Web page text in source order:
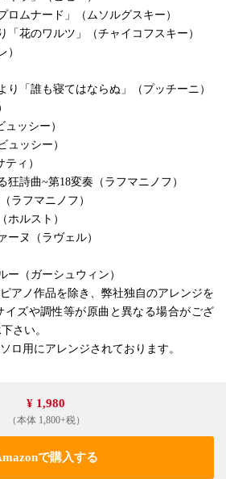
ロムナード」（ムソルグスキー）
「花のワルツ」（チャイコフスキー）
）
り「誰も寝てはならぬ」（プッチーニ）
ッシー）
ュッシー）
ィ）
狂詩曲~第18変奏（ラフマニノフ）
ラフマニノフ）
ホルスト）
ーヌ（ラヴェル）
ー（ガーシュウィン）
アノ作品を除き、弊社独自のアレンジを
イズや調性等が原曲と異なる場合がござ
さい。
ロ用にアレンジされております。
¥ 1,980
（本体 1,800+税）
で購入する